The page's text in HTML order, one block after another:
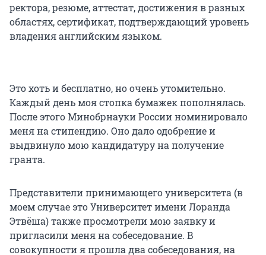
ректора, резюме, аттестат, достижения в разных
областях, сертификат, подтверждающий уровень
владения английским языком.
Это хоть и бесплатно, но очень утомительно.
Каждый день моя стопка бумажек пополнялась.
После этого Минобрнауки России номинировало
меня на стипендию. Оно дало одобрение и
выдвинуло мою кандидатуру на получение
гранта.
Представители принимающего университета (в
моем случае это Университет имени Лоранда
Этвёша) также просмотрели мою заявку и
пригласили меня на собеседование. В
совокупности я прошла два собеседования, на